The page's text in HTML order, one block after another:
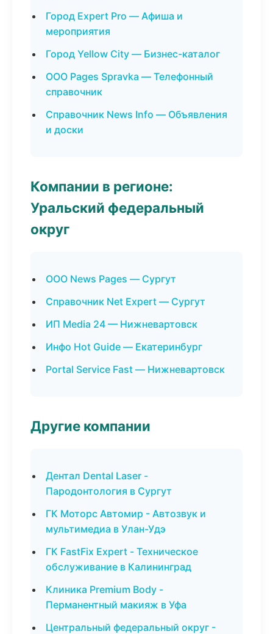
Город Expert Pro — Афиша и
мероприятия
Город Yellow City — Бизнес-каталог
ООО Pages Spravka — Телефонный
справочник
Справочник News Info — Объявления
и доски
Компании в регионе:
Уральский федеральный
округ
ООО News Pages — Сургут
Справочник Net Expert — Сургут
ИП Media 24 — Нижневартовск
Инфо Hot Guide — Екатеринбург
Portal Service Fast — Нижневартовск
Другие компании
Дентал Dental Laser -
Пародонтология в Сургут
ГК Моторс Автомир - Автозвук и
мультимедиа в Улан-Удэ
ГК FastFix Expert - Техническое
обслуживание в Калининград
Клиника Premium Body -
Перманентный макияж в Уфа
Центральный федеральный округ -